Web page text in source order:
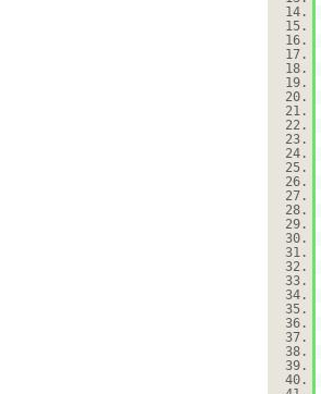
14.
15.
16.
17.
18.
19.
20.
21.
22.
23.
24.
25.
26.
27.
28.
29.
30.
31.
32.
33.
34.
35.
36.
37.
38.
39.
40.